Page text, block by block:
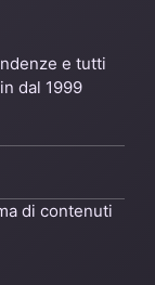
e tutti
dal 1999
di contenuti